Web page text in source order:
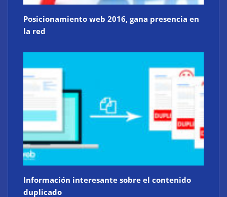
Posicionamiento web 2016, gana presencia en
la red
Información interesante sobre el contenido
duplicado